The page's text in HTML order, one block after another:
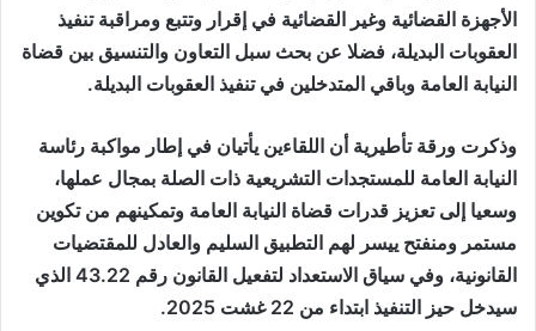
الأجهزة القضائية وغير القضائية في إقرار وتتبع ومراقبة تنفيذ
العقوبات البديلة، فضلا عن بحث سبل التعاون والتنسيق بين قضاة
النيابة العامة وباقي المتدخلين في تنفيذ العقوبات البديلة.
وذكرت ورقة تأطيرية أن اللقاءين يأتيان في إطار مواكبة رئاسة
النيابة العامة للمستجدات التشريعية ذات الصلة بمجال عملها،
وسعيا إلى تعزيز قدرات قضاة النيابة العامة وتمكينهم من تكوين
مستمر ومنفتح ييسر لهم التطبيق السليم والعادل للمقتضيات
القانونية، وفي سياق الاستعداد لتفعيل القانون رقم 43.22 الذي
سيدخل حيز التنفيذ ابتداء من 22 غشت 2025.